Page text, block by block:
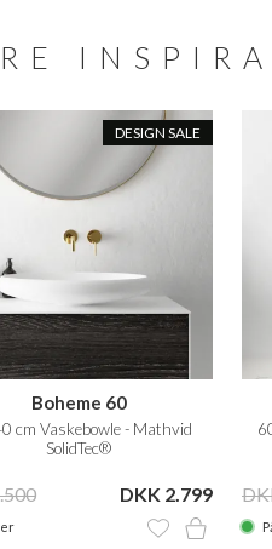
DESIGN SALE
Boheme 60
cm Vaskebowle - Mathvid
SolidTec®
DKK 2.799